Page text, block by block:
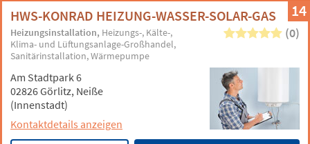
14
HWS-KONRAD HEIZUNG-WASSER-SOLAR-GAS
Heizungsinstallation Heizungs-, Kälte-,
Klima- und Lüftungsanlage-Großhandel
Sanitärinstallation Wärmepumpe
(0)
Am Stadtpark 6
02826 Görlitz, Neiße
(Innenstadt)
Kontaktdetails anzeigen